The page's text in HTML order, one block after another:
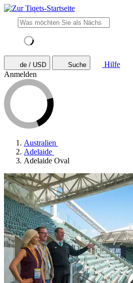
de / USD Suche
Hilfe
Anmelden
Australien
Adelaide
Adelaide Oval